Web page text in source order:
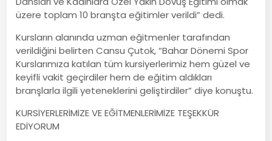
üzere toplam 10 branşta eğitimler verildi” dedi.
Kursların alanında uzman eğitmenler tarafından
verildiğini belirten Cansu Çutok, “Bahar Dönemi Spor
Kurslarımıza katılan tüm kursiyerlerimiz hem güzel ve
keyifli vakit geçirdiler hem de eğitim aldıkları
branşlarla ilgili yeteneklerini geliştirdiler” diye konuştu.
KURSİYERLERİMİZE VE EĞİTMENLERİMİZE TEŞEKKÜR
EDİYORUM